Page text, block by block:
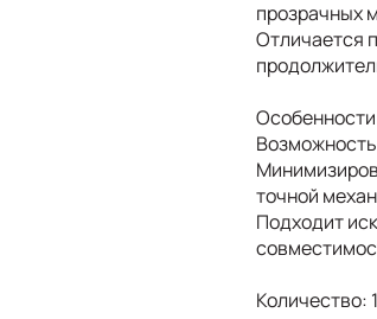
прозрачных
Отличается
точной
Подходит
Количество: